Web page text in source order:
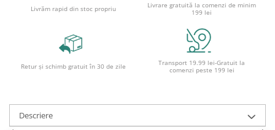
Hârtie pentru lucru manual
Rigle și Echere
Socotitori și bețisoare pentru
numărat
Livrăm rapid din stoc propriu
Livrare gratuită la comenzi de minim
199 lei
Retur și schimb gratuit în 30 de zile
Transport 19.99 lei-Gratuit la
comenzi peste 199 lei
Descriere